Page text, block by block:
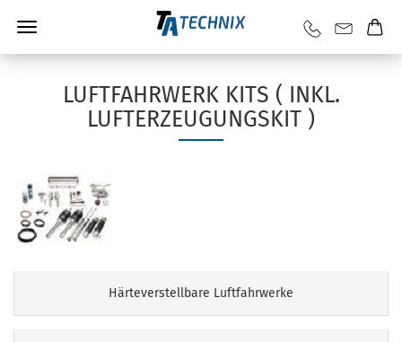
LUFTFAHRWERK KITS ( INKL.
LUFTERZEUGUNGSKIT )
Härteverstellbare Luftfahrwerke